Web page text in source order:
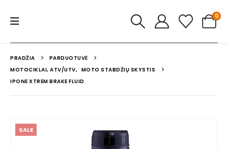
0
PRADŽIA
PARDUOTUVĖ
MOTOCIKLAI, ATV/UTV, MOTO STABDŽIŲ SKYSTIS
IPONE XTREM BRAKE FLUID
SALE